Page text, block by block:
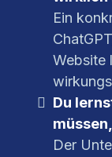
Ein
Website
Du
Der